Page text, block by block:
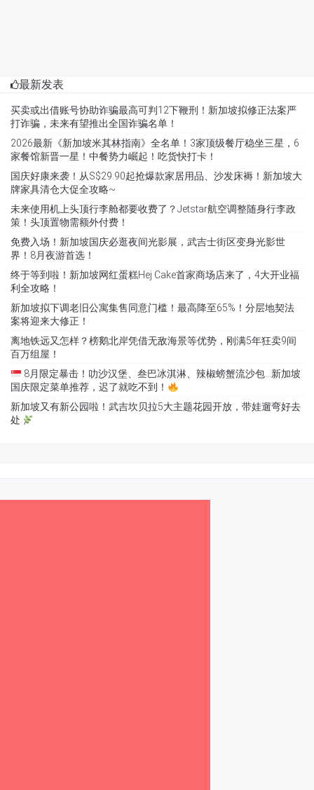
最新发表
买卖或出借账号协助诈骗最高可判12下鞭刑！新加坡拟修正法案严
打诈骗，未来有望推出全国诈骗名单！
2026最新《新加坡米其林指南》全名单！3家顶级餐厅稳坐三星，6
家餐馆新晋一星！中餐势力崛起！吃货快打卡！
国庆好康来袭！从S$29.90起抢爆款家居用品、沙发床褥！新加坡大
牌家具清仓大促全攻略~
未来使用机上头顶行李舱都要收费了？Jetstar航空调整随身行李政
策！头顶置物需额外付费！
免费入场！新加坡国庆必逛夜间光影展，武吉士街区变身光影世
界！8月夜游首选！
终于等到啦！新加坡网红蛋糕Hej Cake首家商场店来了，4大开业福
利全攻略！
新加坡拟下调老旧公寓集售同意门槛！最高降至65%！分层地契法
案将迎来大修正！
离地铁远又怎样？榜鹅北岸凭借无敌海景等优势，刚满5年狂卖9间
百万组屋！
8月限定暴击！叻沙汉堡、叁巴冰淇淋、辣椒螃蟹流沙包…新加坡
国庆限定菜单推荐，迟了就吃不到！
新加坡又有新公园啦！武吉坎贝拉5大主题花园开放，带娃遛弯好去
处